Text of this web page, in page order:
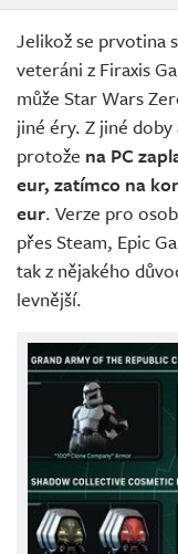
Jelikož se prvotina
veteráni z Firaxis
může Star Wars
jiné éry. Z jiné
protože na PC
eur, zatímco na
eur. Verze pro
přes Steam, Epic
tak z nějakého
levnější.